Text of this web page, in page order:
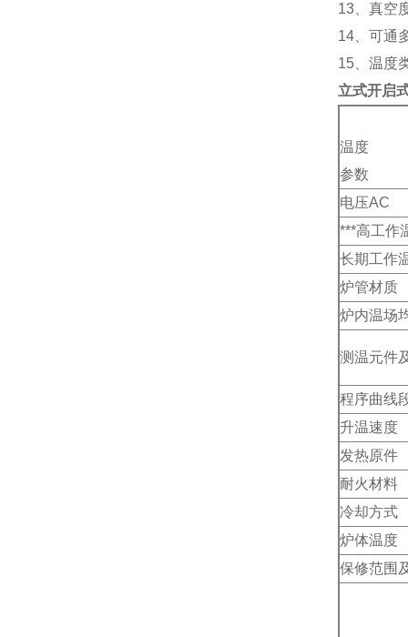
13、真空
14、可通
15、温度
立式开启
温度
参数
电压AC
***高工作
长期工作
炉管材质
炉内温场
测温元件
程序曲线
升温速度
发热原件
耐火材料
冷却方式
炉体温度
保修范围